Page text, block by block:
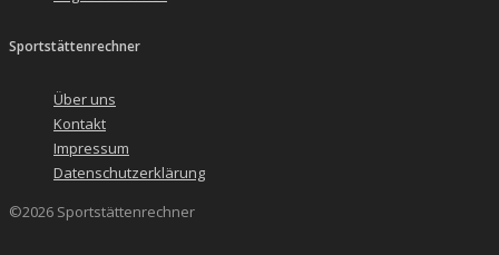
Sportstättenrechner
Über uns
Kontakt
Impressum
Datenschutzerklärung
©2026 Sportstättenrechner